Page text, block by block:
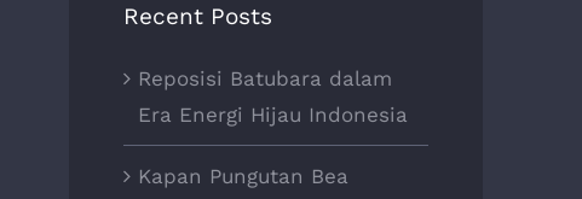
Recent Posts
Reposisi Batubara dalam
Era Energi Hijau Indonesia
Kapan Pungutan Bea